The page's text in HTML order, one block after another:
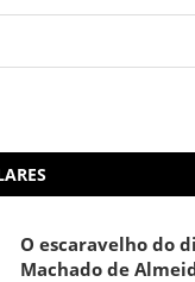
O escaravelho do
Machado de